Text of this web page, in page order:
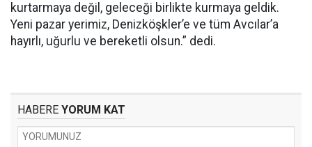
kurtarmaya değil, geleceği birlikte kurmaya geldik.
Yeni pazar yerimiz, Denizköşkler’e ve tüm Avcılar’a
hayırlı, uğurlu ve bereketli olsun.” dedi.
HABERE YORUM KAT